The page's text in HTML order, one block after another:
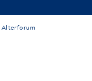
Alterforum